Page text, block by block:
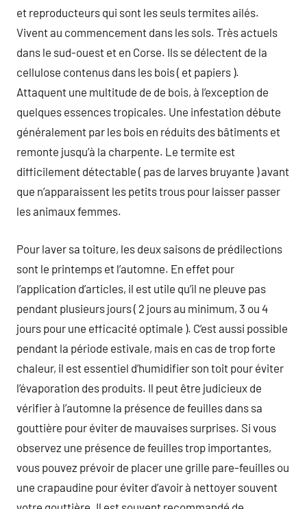
et reproducteurs qui sont les seuls termites ailés.
Vivent au commencement dans les sols. Très actuels
dans le sud-ouest et en Corse. Ils se délectent de la
cellulose contenus dans les bois ( et papiers ).
Attaquent une multitude de de bois, à l’exception de
quelques essences tropicales. Une infestation débute
généralement par les bois en réduits des bâtiments et
remonte jusqu’à la charpente. Le termite est
difficilement détectable ( pas de larves bruyante ) avant
que n’apparaissent les petits trous pour laisser passer
les animaux femmes.
Pour laver sa toiture, les deux saisons de prédilections
sont le printemps et l’automne. En effet pour
l’application d’articles, il est utile qu’il ne pleuve pas
pendant plusieurs jours ( 2 jours au minimum, 3 ou 4
jours pour une efficacité optimale ). C’est aussi possible
pendant la période estivale, mais en cas de trop forte
chaleur, il est essentiel d’humidifier son toit pour éviter
l’évaporation des produits. Il peut être judicieux de
vérifier à l’automne la présence de feuilles dans sa
gouttière pour éviter de mauvaises surprises. Si vous
observez une présence de feuilles trop importantes,
vous pouvez prévoir de placer une grille pare-feuilles ou
une crapaudine pour éviter d’avoir à nettoyer souvent